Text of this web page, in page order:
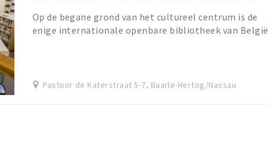
Op de begane grond van het cultureel centrum is de
enige internationale openbare bibliotheek van België
Pastoor de Katerstraat 5-7, Baarle-Hertog/Nassau